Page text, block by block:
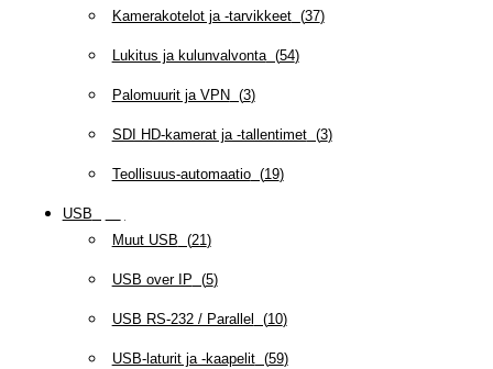
Kamerakotelot ja -tarvikkeet(37)
Lukitus ja kulunvalvonta(54)
Palomuurit ja VPN (3)
SDI HD-kamerat ja -tallentimet(3)
Teollisuus-automaatio(19)
USB
Muut USB (21)
USB over IP (5)
USB RS-232 / Parallel (10)
USB-laturit ja -kaapelit(59)